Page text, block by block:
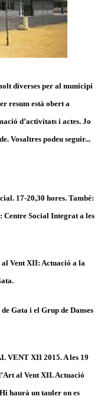
diverses per al municipi
resum està obert a
d’activitats i actes. Jo
Vosaltres podeu seguir...
17-20,30 hores. També:
Social Integrat a les
Vent XII: Actuació a la
Gata i el Grup de Danses
VENT XII 2015. A les 19
al Vent XII. Actuació
haurà un tauler on es